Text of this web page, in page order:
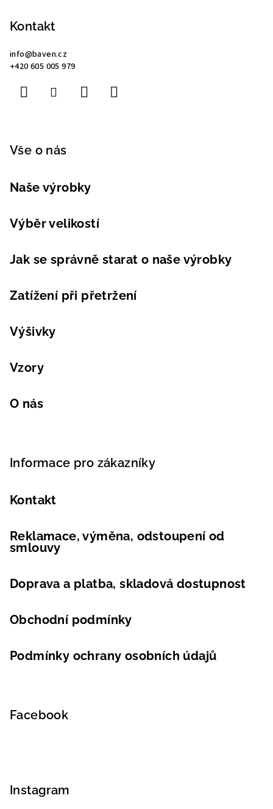
Kontakt
info@baven.cz
+420 605 005 979
Vše o nás
Naše výrobky
Výběr velikostí
Jak se správně starat o naše výrobky
Zatížení při přetržení
Výšivky
Vzory
O nás
Informace pro zákazníky
Kontakt
Reklamace, výměna, odstoupení od
smlouvy
Doprava a platba, skladová dostupnost
Obchodní podmínky
Podmínky ochrany osobních údajů
Facebook
Instagram